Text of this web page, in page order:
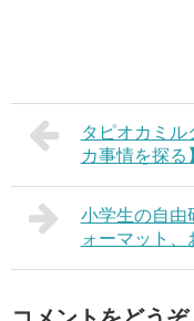
タピオカミル
カ事情を探る
小学生の自由
ォーマット、